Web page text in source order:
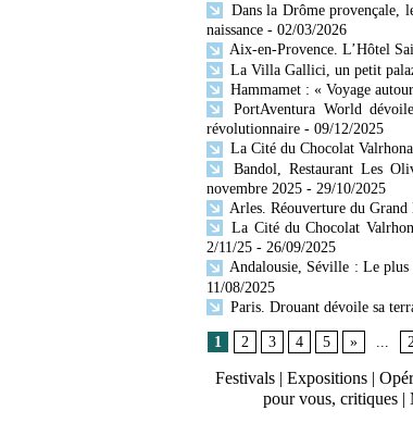
Dans la Drôme provençale,
naissance - 02/03/2026
Aix-en-Provence. L’Hôtel
La Villa Gallici, un petit
Hammamet : « Voyage
PortAventura World
révolutionnaire - 09/12/2025
La Cité du Chocolat
Bandol, Restaurant Les
novembre 2025 - 29/10/2025
Arles. Réouverture du
La Cité du Chocolat
2/11/25 - 26/09/2025
Andalousie, Séville : Le plus
11/08/2025
Paris. Drouant dévoile sa
1 2 3 4 5 » ...
Festivals | Expositions |
pour vous, critiques |